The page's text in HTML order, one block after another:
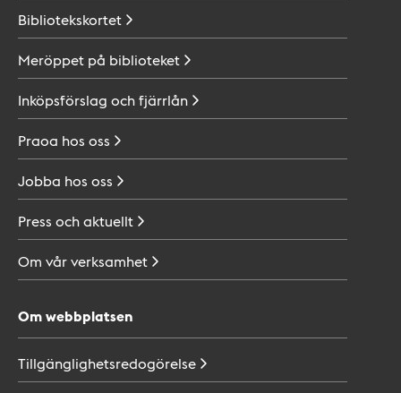
Bibliotekskortet
Meröppet på biblioteket
Inköpsförslag ochfjärrlån
Praoa hos oss
Jobba hos oss
Press ochaktuellt
Om vårverksamhet
Om webbplatsen
Tillgänglighetsredogörelse